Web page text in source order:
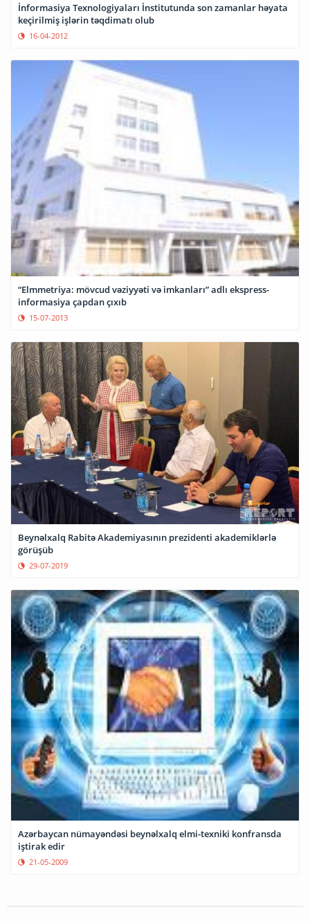
İnformasiya Texnologiyaları İnstitutunda son zamanlar həyata
keçirilmiş işlərin təqdimatı olub
16-04-2012
“Elmmetriya: mövcud vəziyyəti və imkanları” adlı ekspress-
informasiya çapdan çıxıb
15-07-2013
Beynəlxalq Rabitə Akademiyasının prezidenti akademiklərlə
görüşüb
29-07-2019
Azərbaycan nümayəndəsi beynəlxalq elmi-texniki konfransda
iştirak edir
21-05-2009